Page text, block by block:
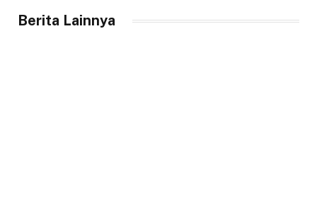
Berita Lainnya